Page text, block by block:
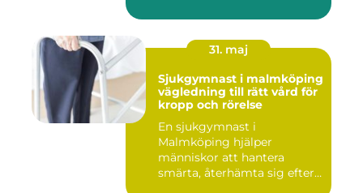
31. maj
Sjukgymnast i malmköping
vägledning till rätt vård för
kropp och rörelse
En sjukgymnast i
Malmköping hjälper
människor att hantera
smärta, återhämta sig efter